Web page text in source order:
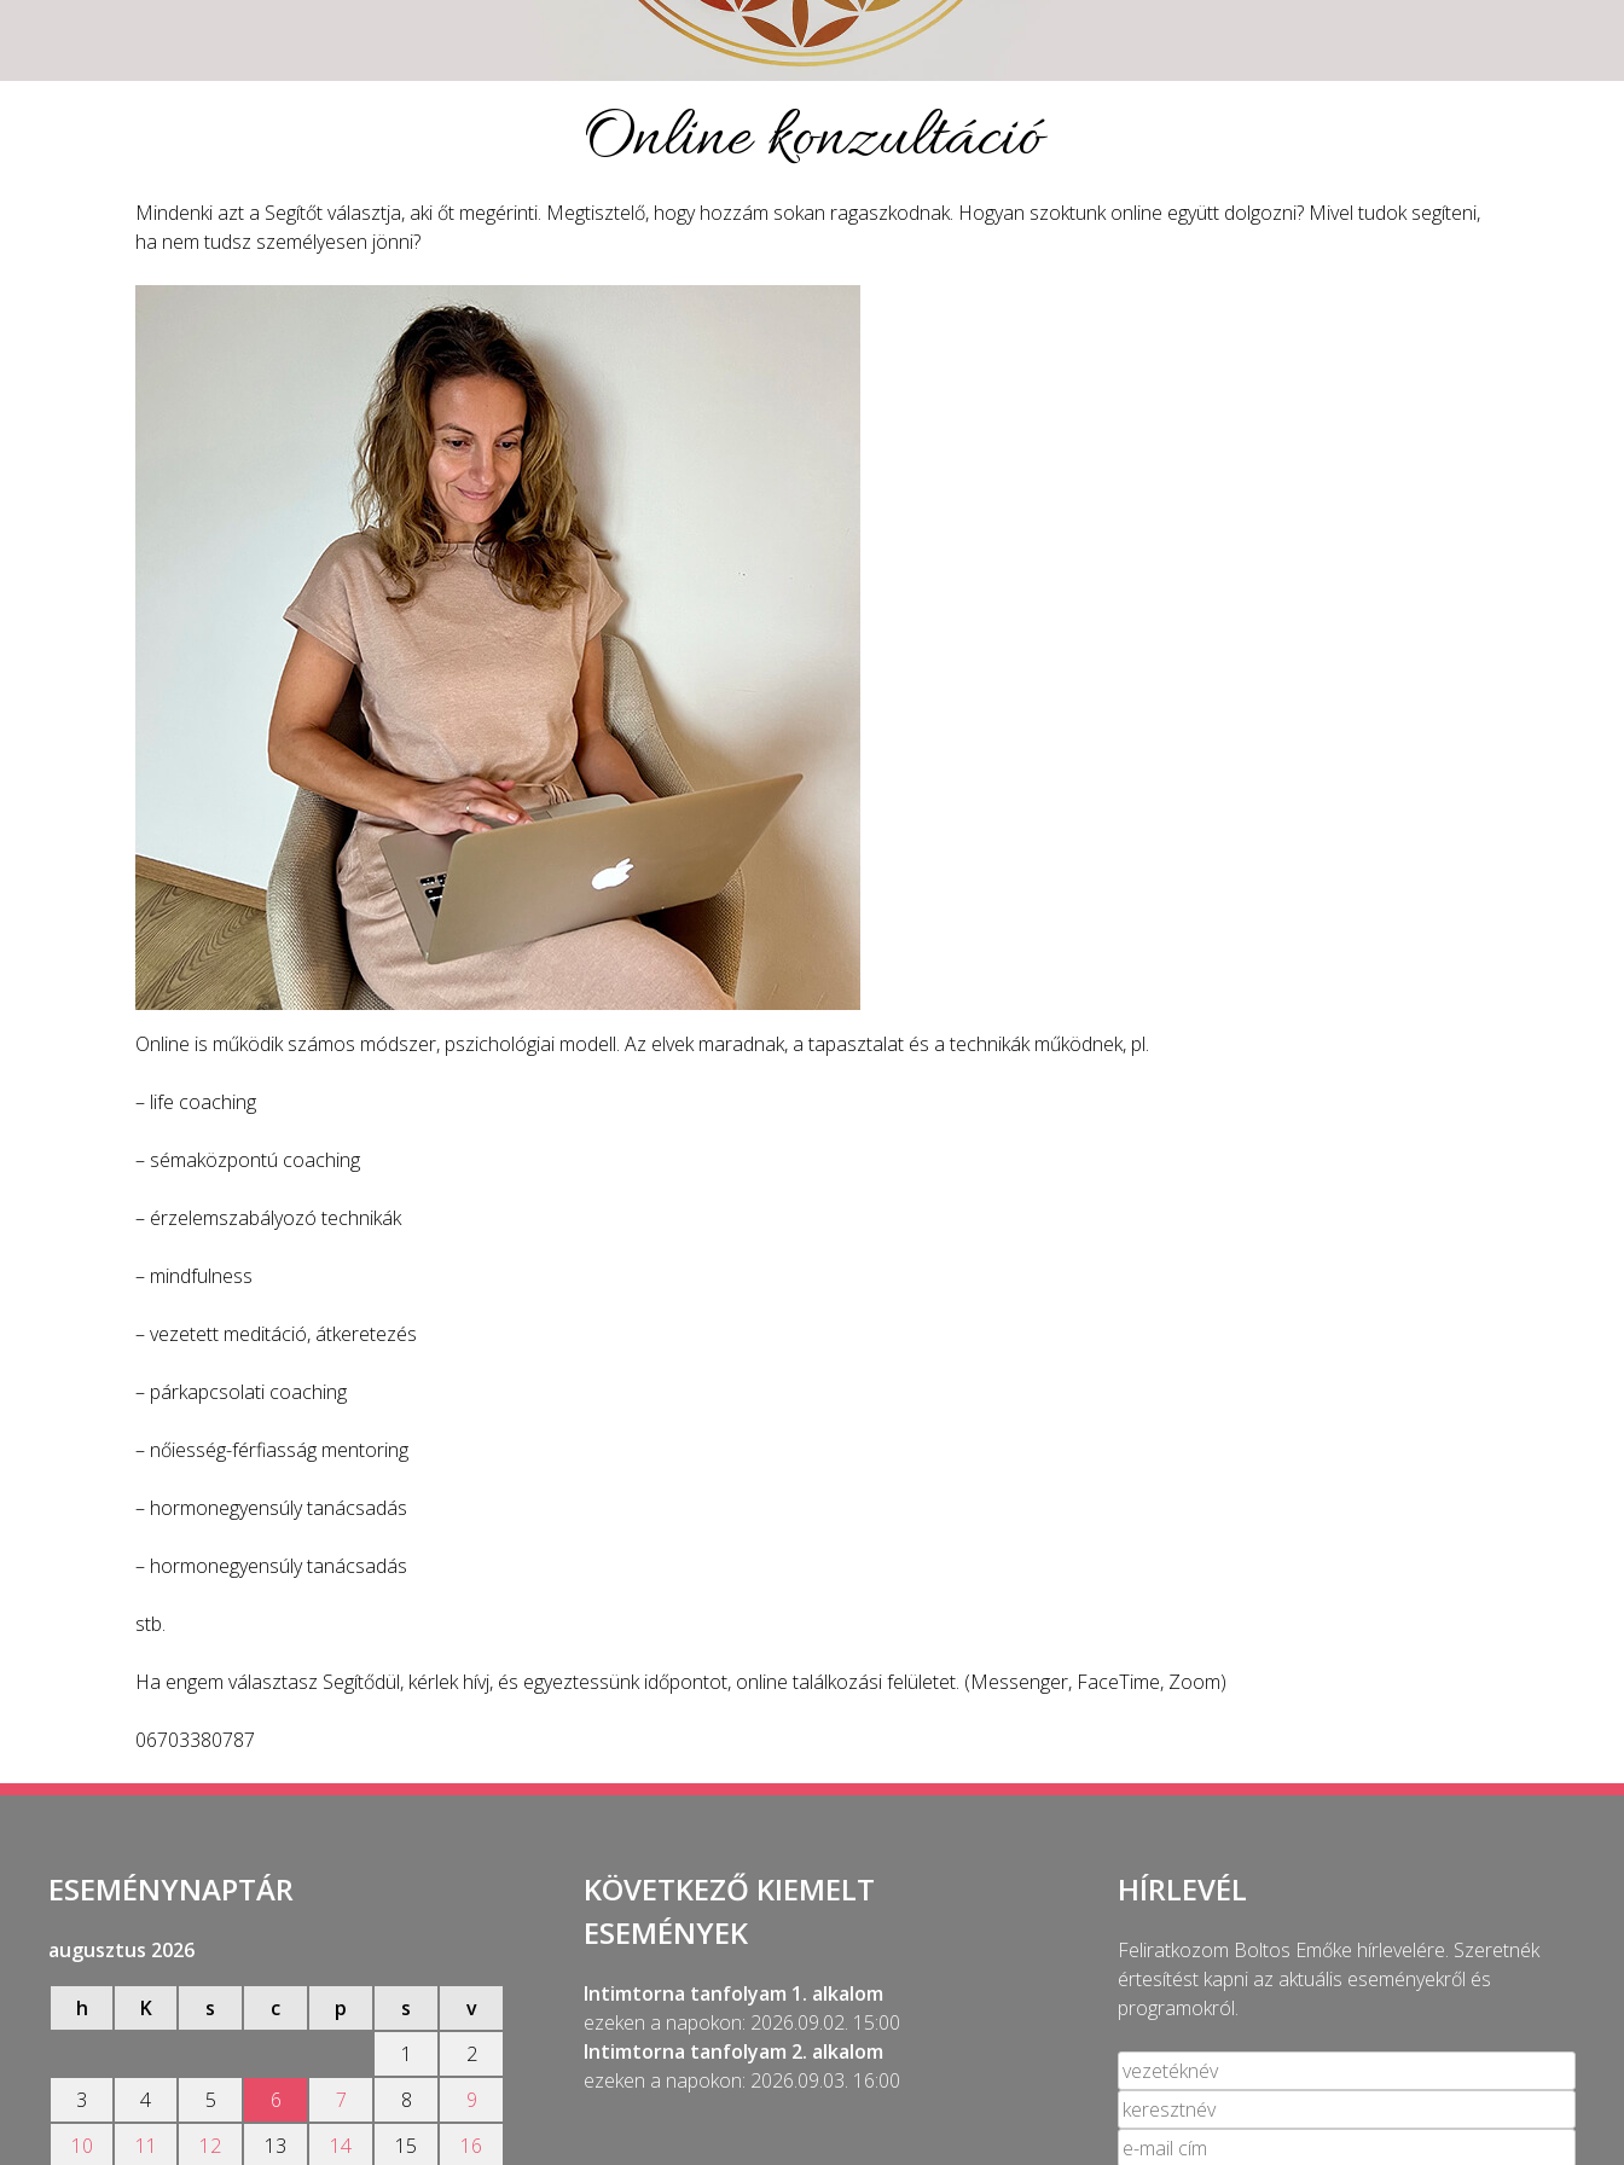
Online konzultáció
Mindenki azt a Segítőt választja, aki őt megérinti. Megtisztelő, hogy hozzám sokan ragaszkodnak. Hogyan szoktunk online együtt dolgozni? Mivel tudok segíteni,
ha nem tudsz személyesen jönni?
Online is működik számos módszer, pszichológiai modell. Az elvek maradnak, a tapasztalat és a technikák működnek, pl.
– life coaching
– sémaközpontú coaching
– érzelemszabályozó technikák
– mindfulness
– vezetett meditáció, átkeretezés
– párkapcsolati coaching
– nőiesség-férfiasság mentoring
– hormonegyensúly tanácsadás
– hormonegyensúly tanácsadás
stb.
Ha engem választasz Segítődül, kérlek hívj, és egyeztessünk időpontot, online találkozási felületet. (Messenger, FaceTime, Zoom)
06703380787
ESEMÉNYNAPTÁR
augusztus 2026
h K s c p s
v
1
2
3
4 5 6 7 8
9
10
11 12 13 14 15 16
KÖVETKEZŐ KIEMELT
ESEMÉNYEK
Intimtorna tanfolyam 1. alkalom
ezeken a napokon: 2026.09.02. 15:00
Intimtorna tanfolyam 2. alkalom
ezeken a napokon: 2026.09.03. 16:00
HÍRLEVÉL
Feliratkozom Boltos Emőke hírlevelére. Szeretnék
értesítést kapni az aktuális eseményekről és
programokról.